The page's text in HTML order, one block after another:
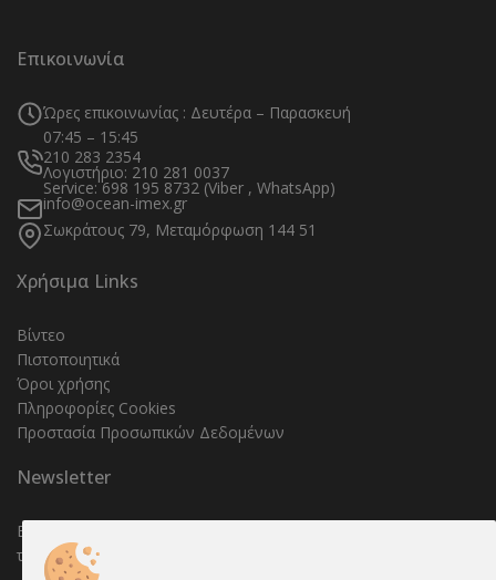
Επικοινωνία
Ώρες επικοινωνίας : Δευτέρα – Παρασκευή
07:45 – 15:45
210 283 2354
Λογιστήριο: 210 281 0037
Service: 698 195 8732 (Viber , WhatsApp)
info@ocean-imex.gr
Σωκράτους 79, Μεταμόρφωση 144 51
Χρήσιμα Links
Βίντεο
Πιστοποιητικά
Όροι χρήσης
Πληροφορίες Cookies
Προστασία Προσωπικών Δεδομένων
Newsletter
Εγγραφείτε στο Newsletter μας για να μαθαίνετε όλα τα νέα και
τις προσφορές μας.